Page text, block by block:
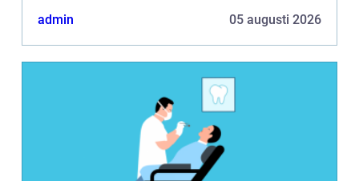
admin 05 augusti 2026